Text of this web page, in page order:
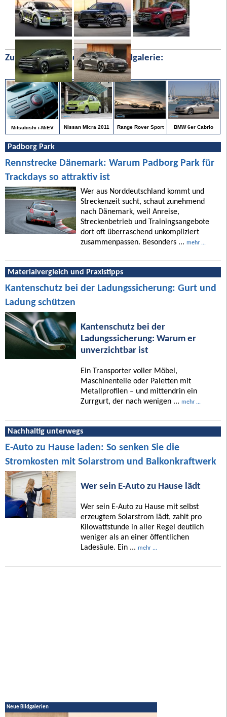
Zufällige Bilder aus unserer Bildgalerie:
Mitsubishi i-MiEV Nissan Micra 2011 Range Rover Sport BMW 6er Cabrio
Padborg Park
Rennstrecke Dänemark: Warum Padborg Park für
Trackdays so attraktiv ist
Wer aus Norddeutschland kommt und
Streckenzeit sucht, schaut zunehmend
nach Dänemark, weil Anreise,
Streckenbetrieb und Trainingsangebote
dort oft überraschend unkompliziert
zusammenpassen. Besonders ... mehr ...
Materialvergleich und Praxistipps
Kantenschutz bei der Ladungssicherung: Gurt und
Ladung schützen
Kantenschutz bei der
Ladungssicherung: Warum er
unverzichtbar ist
Ein Transporter voller Möbel,
Maschinenteile oder Paletten mit
Metallprofilen – und mittendrin ein
Zurrgurt, der nach wenigen ... mehr ...
Nachhaltig unterwegs
E-Auto zu Hause laden: So senken Sie die
Stromkosten mit Solarstrom und Balkonkraftwerk
Wer sein E-Auto zu Hause lädt
Wer sein E-Auto zu Hause mit selbst
erzeugtem Solarstrom lädt, zahlt pro
Kilowattstunde in aller Regel deutlich
weniger als an einer öffentlichen
Ladesäule. Ein ... mehr ...
Neue Bildgalerien